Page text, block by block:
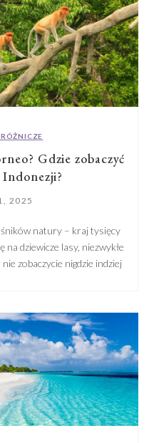
Gdzie zobaczyć
2025
natury – kraj tysięcy
na dziewicze lasy, niezwykłe
zobaczycie nigdzie indziej
i Borneo. […]